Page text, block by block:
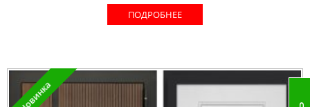
ПОДРОБНЕЕ
Новинка